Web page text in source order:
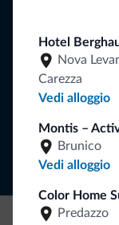
Hotel
Nova
Carezza
Vedi alloggio
Montis –
Brunico
Vedi alloggio
Color Home
Predazzo